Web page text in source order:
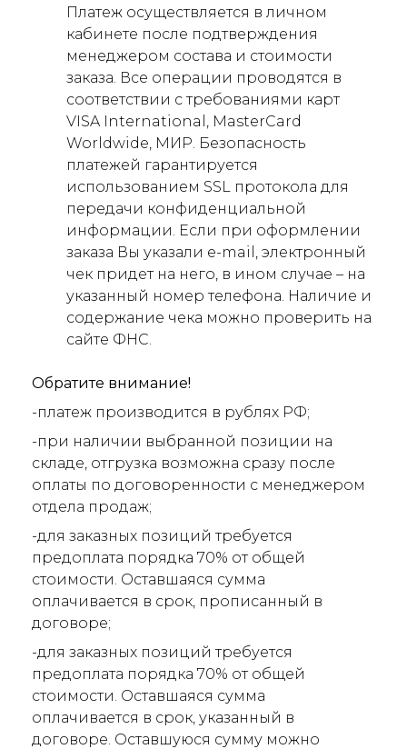
Платеж осуществляется в личном
кабинете после подтверждения
менеджером состава и стоимости
заказа. Все операции проводятся в
соответствии с требованиями карт
VISA International, MasterCard
Worldwide, МИР. Безопасность
платежей гарантируется
использованием SSL протокола для
передачи конфиденциальной
информации. Если при оформлении
заказа Вы указали e-mail, электронный
чек придет на него, в ином случае – на
указанный номер телефона. Наличие и
содержание чека можно проверить на
сайте ФНС.
Обратите внимание!
-платеж производится в рублях РФ;
-при наличии выбранной позиции на
складе, отгрузка возможна сразу после
оплаты по договоренности с менеджером
отдела продаж;
-для заказных позиций требуется
предоплата порядка 70% от общей
стоимости. Оставшаяся сумма
оплачивается в срок, прописанный в
договоре;
-для заказных позиций требуется
предоплата порядка 70% от общей
стоимости. Оставшаяся сумма
оплачивается в срок, указанный в
договоре. Оставшуюся сумму можно